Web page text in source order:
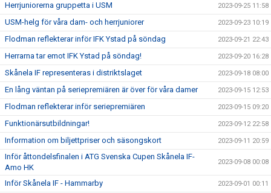
Herrjuniorerna gruppetta i USM 2023-09-25 11:58
USM-helg för våra dam- och herrjuniorer 2023-09-23 10:19
Flodman reflekterar inför IFK Ystad på söndag 2023-09-21 22:43
Herrarna tar emot IFK Ystad på söndag! 2023-09-20 16:28
Skånela IF representeras i distriktslaget 2023-09-18 08:00
En lång väntan på seriepremiären är över för våra damer 2023-09-15 12:53
Flodman reflekterar inför seriepremiären 2023-09-15 09:20
Funktionärsutbildningar! 2023-09-12 22:58
Information om biljettpriser och säsongskort 2023-09-11 20:59
Inför åttondelsfinalen i ATG Svenska Cupen Skånela IF-
Amo HK
2023-09-08 00:08
Inför Skånela IF - Hammarby 2023-09-01 00:11